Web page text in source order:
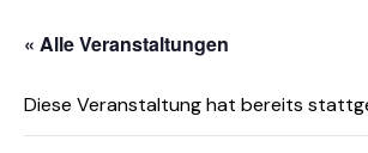
« Alle Veranstaltungen
Diese Veranstaltung hat bereits